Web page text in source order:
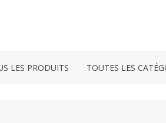
LES PRODUITS TOUTES LES